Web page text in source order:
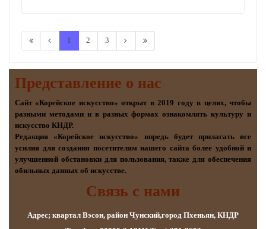
1 2 3
Представление о наc
Сайт «Корейское искусство» открыт в 2019 году в целях, чтобы
разными методами и в разных формах ознакомлять культуру и
искусство КНДР.
Редакция «Корейское искусство» впредь будет прилагать все
усилия для создания посетителям нашего сайта более удобной и
улучшенной обстановки для пользования, также для обеспечения
обильных данных об искусстве.
Связь с нами
Адрес; квартал Вэсон, район Чунский,город Пхеньян, КНДР